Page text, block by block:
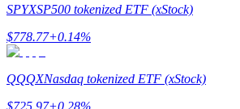
邀请好友
SPYXSP500 tokenized ETF (xStock)
$778.77+0.14%
QQQXNasdaq tokenized ETF (xStock)